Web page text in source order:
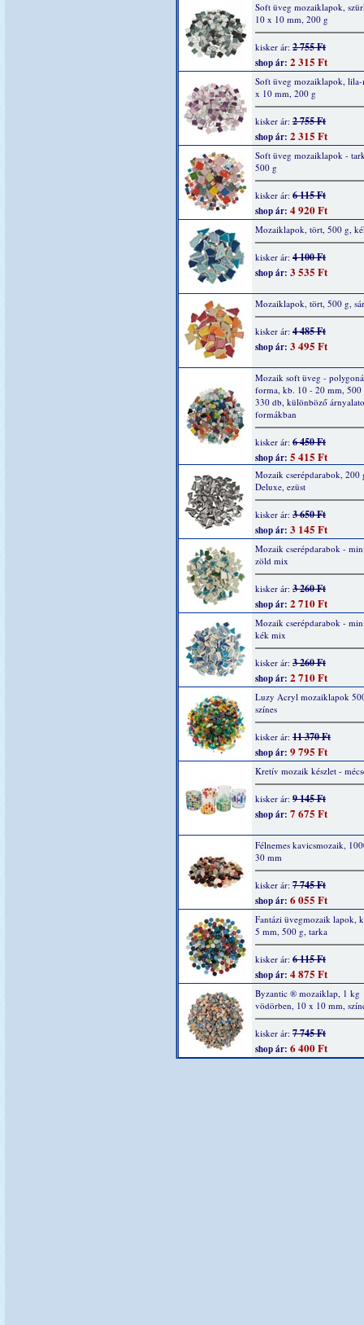
Soft üveg mozaiklapok,
10 x 10 mm, 200 g
kisker ár: 2 755 Ft
shop ár: 2 315 Ft
Soft üveg mozaiklapok,
x 10 mm, 200 g
kisker ár: 2 755 Ft
shop ár: 2 315 Ft
Soft üveg mozaiklapok -
500 g
kisker ár: 6 115 Ft
shop ár: 4 920 Ft
Mozaiklapok, tört, 500 g,
kisker ár: 4 100 Ft
shop ár: 3 535 Ft
Mozaiklapok, tört, 500 g,
kisker ár: 4 485 Ft
shop ár: 3 495 Ft
Mozaik soft üveg -
forma, kb. 10 - 20 mm, 500
330 db, különböző
formákban
kisker ár: 6 450 Ft
shop ár: 5 415 Ft
Mozaik cserépdarabok,
Deluxe, ezüst
kisker ár: 3 650 Ft
shop ár: 3 145 Ft
Mozaik cserépdarabok -
zöld mix
kisker ár: 3 260 Ft
shop ár: 2 710 Ft
Mozaik cserépdarabok -
kék mix
kisker ár: 3 260 Ft
shop ár: 2 710 Ft
Luzy Acryl mozaiklapok
színes
kisker ár: 11 370 Ft
shop ár: 9 795 Ft
Kretív mozaik készlet -
kisker ár: 9 145 Ft
shop ár: 7 675 Ft
Félnemes kavicsmozaik,
30 mm
kisker ár: 7 745 Ft
shop ár: 6 055 Ft
Fantázi üvegmozaik lapok,
5 mm, 500 g, tarka
kisker ár: 6 115 Ft
shop ár: 4 875 Ft
Byzantic ® mozaiklap, 1 kg
vödörben, 10 x 10 mm,
kisker ár: 7 745 Ft
shop ár: 6 400 Ft